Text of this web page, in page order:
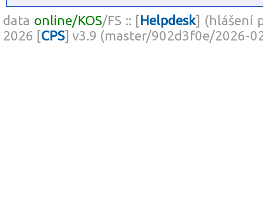
data online/KOS/FS :: [Helpdesk] (hlášení
2026 [CPS] v3.9 (master/902d3f0e/2026-